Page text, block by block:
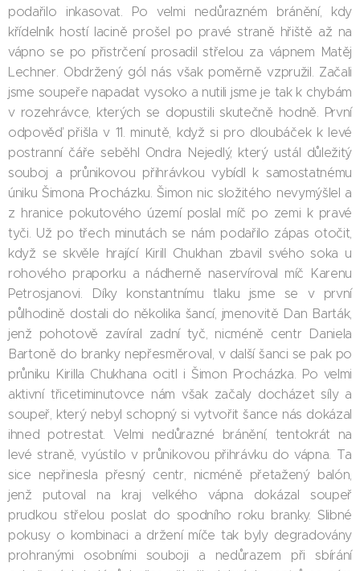
podařilo inkasovat. Po velmi nedůrazném bránění, kdy
křídelník hostí lacině prošel po pravé straně hřiště až na
vápno se po přistrčení prosadil střelou za vápnem Matěj
Lechner. Obdržený gól nás však poměrně vzpružil. Začali
jsme soupeře napadat vysoko a nutili jsme je tak k chybám
v rozehrávce, kterých se dopustili skutečně hodně. První
odpověď přišla v 11. minutě, když si pro dloubáček k levé
postranní čáře seběhl Ondra Nejedlý, který ustál důležitý
souboj a průnikovou přihrávkou vybídl k samostatnému
úniku Šimona Procházku. Šimon nic složitého nevymýšlel a
z hranice pokutového území poslal míč po zemi k pravé
tyči. Už po třech minutách se nám podařilo zápas otočit,
když se skvěle hrající Kirill Chukhan zbavil svého soka u
rohového praporku a nádherně naservíroval míč Karenu
Petrosjanovi. Díky konstantnímu tlaku jsme se v první
půlhodině dostali do několika šancí, jmenovitě Dan Barták,
jenž pohotově zavíral zadní tyč, nicméně centr Daniela
Bartoně do branky nepřesměroval, v další šanci se pak po
průniku Kirilla Chukhana ocitl i Šimon Procházka. Po velmi
aktivní třicetiminutovce nám však začaly docházet síly a
soupeř, který nebyl schopný si vytvořit šance nás dokázal
ihned potrestat. Velmi nedůrazné bránění, tentokrát na
levé straně, vyústilo v průnikovou přihrávku do vápna. Ta
sice nepřinesla přesný centr, nicméně přetažený balón,
jenž putoval na kraj velkého vápna dokázal soupeř
prudkou střelou poslat do spodního roku branky. Slibné
pokusy o kombinaci a držení míče tak byly degradovány
prohranými osobními souboji a nedůrazem při sbírání